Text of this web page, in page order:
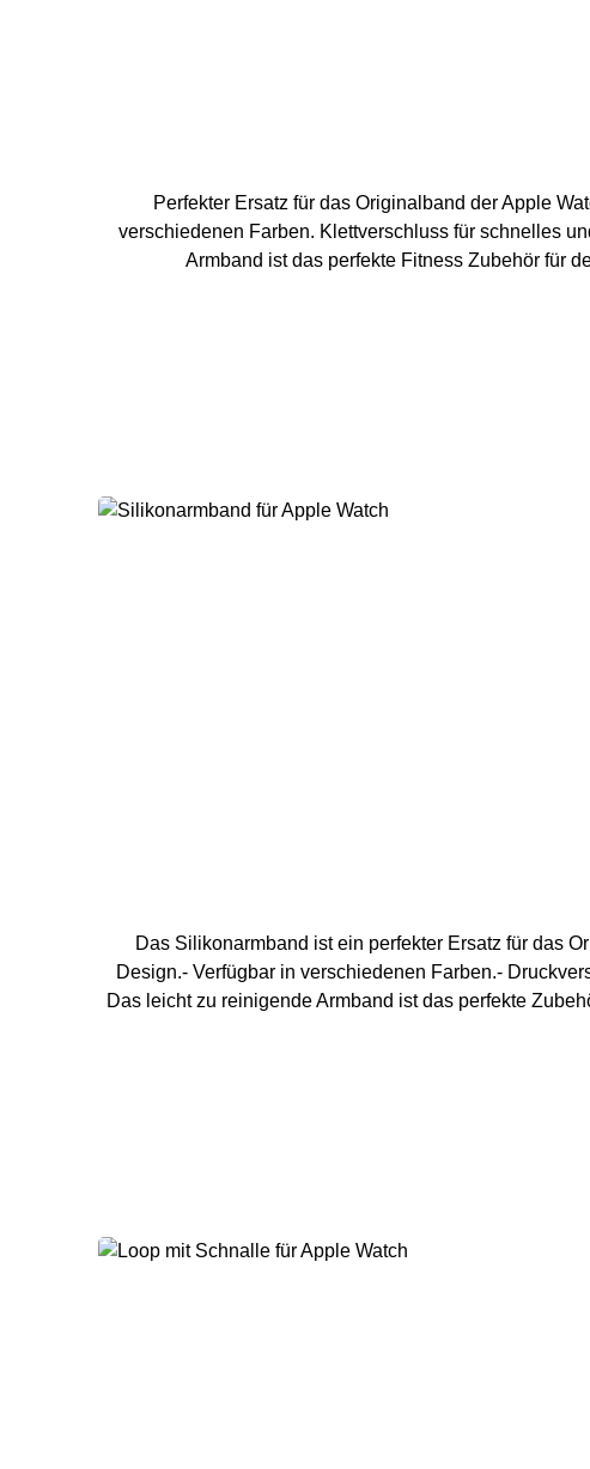
Perfekter Ersatz für das Originalband der Apple Watch 1 - 8, SE oder Apple Watch Ultra
verschiedenen Farben. Klettverschluss für schnelles
Das Silikonarmband ist ein perfekter Ersatz für das
Design.- Verfügbar in verschiedenen Farben.-
Das leicht zu reinigende Armband ist das perfekte